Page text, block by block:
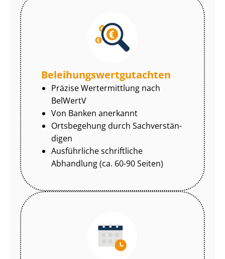
Be­lei­hungs­wert­gut­ach­ten
Präzise Wertermittlung nach
BelWertV
Von Banken anerkannt
Ortsbegehung durch Sach­ver­stän­
di­gen
Ausführliche schriftliche
Abhandlung (ca. 60-90 Seiten)